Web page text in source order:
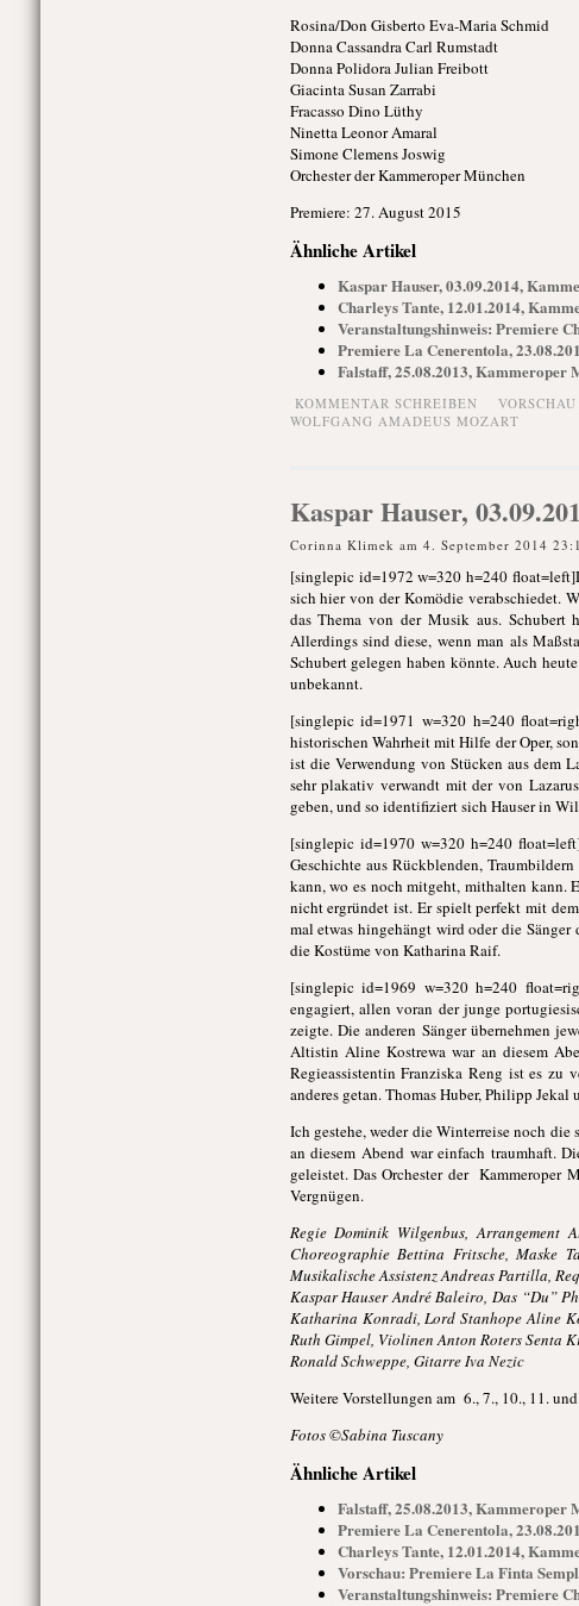
Rosina/Don Gisberto Eva-Maria Schmid
Donna Cassandra Carl Rumstadt
Donna Polidora Julian Freibott
Giacinta Susan Zarrabi
Fracasso Dino Lüthy
Ninetta Leonor Amaral
Simone Clemens Joswig
Orchester der Kammeroper München
Premiere: 27. August 2015
Ähnliche Artikel
Kaspar Hauser, 03.09.2014,
Charleys Tante, 12.01.2014,
Veranstaltungshinweis: Premiere
Premiere La Cenerentola,
Falstaff, 25.08.2013, Kammeroper
KOMMENTAR SCHREIBEN VORSCHAU
WOLFGANG AMADEUS MOZART
Kaspar Hauser,
Corinna Klimek am 4. September 2014
[singlepic id=1972 w=320 h=240
sich hier von der Komödie verabschiedet.
das Thema von der Musik aus. Schubert
Allerdings sind diese, wenn man als
Schubert gelegen haben könnte. Auch
unbekannt.
[singlepic id=1971 w=320 h=240
historischen Wahrheit mit Hilfe der Oper,
ist die Verwendung von Stücken aus dem
sehr plakativ verwandt mit der von
geben, und so identifiziert sich Hauser in
[singlepic id=1970 w=320 h=240
Geschichte aus Rückblenden,
kann, wo es noch mitgeht, mithalten kann.
nicht ergründet ist. Er spielt perfekt mit
mal etwas hingehängt wird oder die
die Kostüme von Katharina Raif.
[singlepic id=1969 w=320 h=240
engagiert, allen voran der junge
zeigte. Die anderen Sänger übernehmen
Altistin Aline Kostrewa war an diesem
Regieassistentin Franziska Reng ist es zu
anderes getan. Thomas Huber, Philipp
Ich gestehe, weder die Winterreise noch
an diesem Abend war einfach traumhaft.
geleistet. Das Orchester der Kammeroper
Vergnügen.
Regie Dominik Wilgenbus, Arrangement
Choreographie Bettina Fritsche, Maske
Musikalische Assistenz Andreas Partilla,
Kaspar Hauser André Baleiro, Das “Du”
Katharina Konradi, Lord Stanhope Aline
Ruth Gimpel, Violinen Anton Roters Senta
Ronald Schweppe, Gitarre Iva Nezic
Weitere Vorstellungen am 6., 7., 10., 11.
Fotos ©Sabina Tuscany
Ähnliche Artikel
Falstaff, 25.08.2013, Kammeroper
Premiere La Cenerentola,
Charleys Tante, 12.01.2014,
Vorschau: Premiere La Finta
Veranstaltungshinweis: Premiere